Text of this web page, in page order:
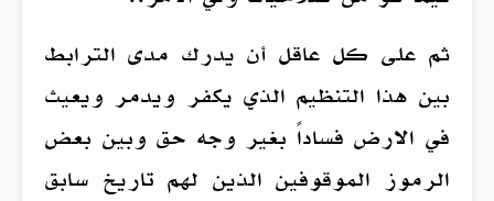
ثم على كل عاقل أن يدرك مدى الترابط
بين هذا التنظيم الذي يكفر ويدمر ويعيث
في الارض فساداً بغير وجه حق وبين بعض
الرموز الموقوفين الذين لهم تاريخ سابق